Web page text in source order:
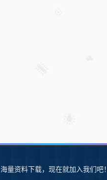
SW自学网
海量资料下载，现在就加入我们吧！